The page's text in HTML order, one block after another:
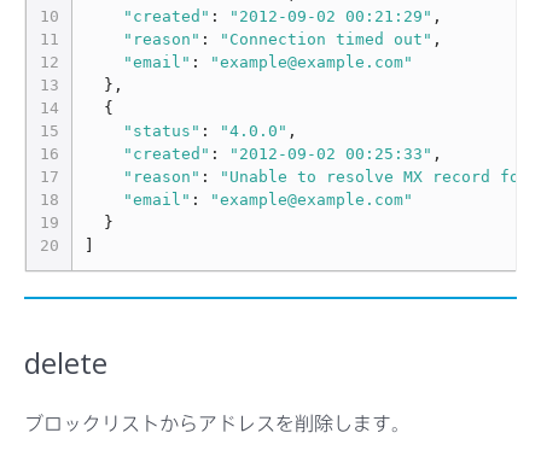
10
11
12
13
14
15
16
17
18
19
20
"created" : "2012-09-02 00:21:29" ,
"reason" : "Connection timed out" ,
"email" :
"example@example.com"
},
{
"status" : "4.0.0" ,
"created" : "2012-09-02 00:25:33" ,
"reason" :
"Unable to resolve MX record for
"email" :
"example@example.com"
}
delete
ブロックリストからアドレスを削除します。